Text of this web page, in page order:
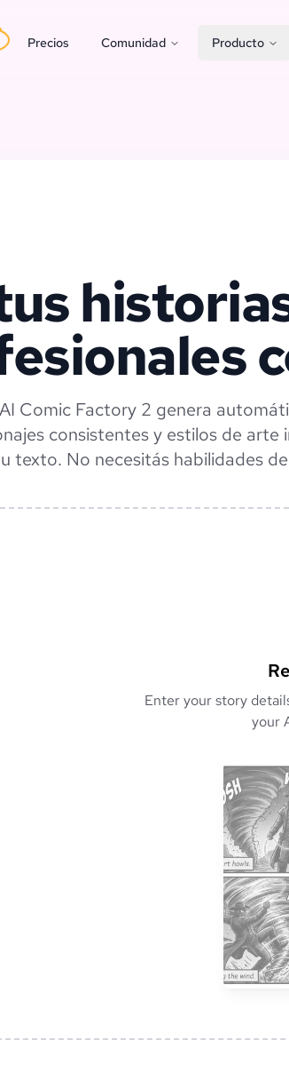
Precios Comunidad Producto
Comic Factory 2 genera
consistentes y estilos de
texto. No necesitás habilidades
Enter your story
your